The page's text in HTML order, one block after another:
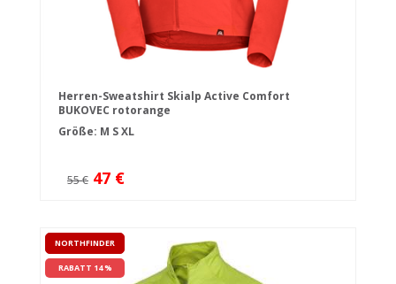
Herren-Sweatshirt Skialp Active Comfort
BUKOVEC rotorange
Größe: M SXL
55 € 47 €
NORTHFINDER
RABATT 14 %